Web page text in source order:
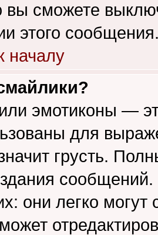
вы сможете
этого
началу
эмотиконы —
для
грусть.
сообщений.
они легко